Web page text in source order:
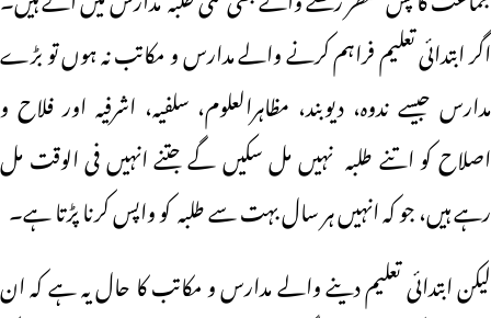
اگر ابتدائی تعلیم فراہم کرنے والے مدارس و مکاتب نہ ہوں تو بڑے
مدارس جیسے ندوہ، دیوبند، مظاہرالعلوم، سلفیہ، اشرفیہ اور فلاح و
اصلاح کو اتنے طلبہ نہیں مل سکیں گے جتنے انہیں فی الوقت مل
رہے ہیں، جو کہ انہیں ہر سال بہت سے طلبہ کو واپس کرنا پڑتا ہے۔
لیکن ابتدائی تعلیم دینے والے مدارس و مکاتب کا حال یہ ہے کہ ان